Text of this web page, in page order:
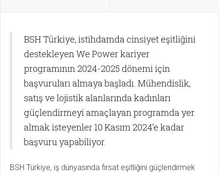
BSH Türkiye, istihdamda cinsiyet eşitliğini
destekleyen We Power kariyer
programının 2024-2025 dönemi için
başvuruları almaya başladı. Mühendislik,
satış ve lojistik alanlarında kadınları
güçlendirmeyi amaçlayan programda yer
almak isteyenler 10 Kasım 2024’e kadar
başvuru yapabiliyor.
BSH Türkiye, iş dünyasında fırsat eşitliğini güçlendirmek